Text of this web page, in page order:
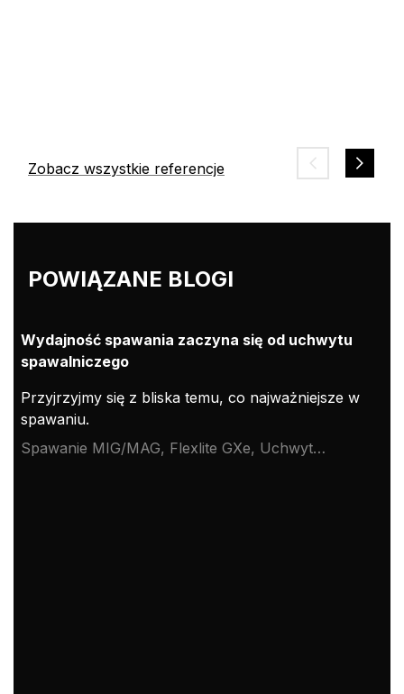
Zobacz wszystkie referencje
POWIĄZANE BLOGI
Wydajność spawania zaczyna się od uchwytu
spawalniczego
Przyjrzyjmy się z bliska temu, co najważniejsze w
spawaniu.
Spawanie MIG/MAG, Flexlite GXe, Uchwyt